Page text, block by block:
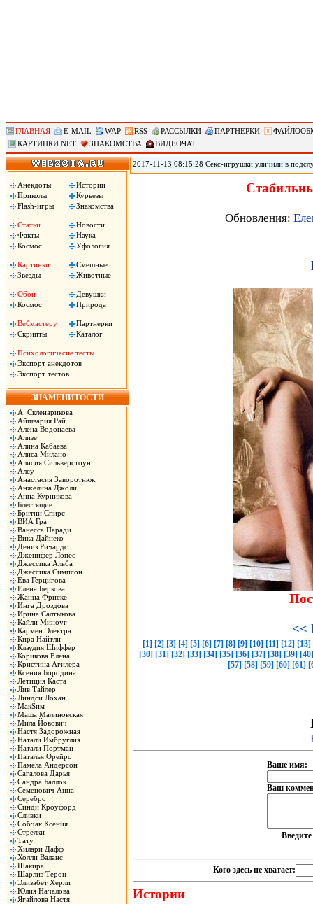
ГЛАВНАЯ E-MAIL WAP RSS РАССЫЛКИ ПАРТНЕРКИ
КАРТИНКИ.NET
ЗНАКОМСТВА ВИДЕОЧАТ
Анекдоты
Истории
Приколы
Курьезы
Flash-игры
Знакомства
Статьи
Новости
Факты
Наука
Космос
Уфология
Картинки
Смешные
Звезды
Животные
Обои
Девушки
Космос
Природа
Вебмастеру
Партнерки
Скрипты
Каталог
Психологичесие тесты
Экспорт анекдотов
Экспорт тестов
ЗНАМЕНИТОСТИ
А. Скленарикова
Айшвария Рай
Алена Водонаева
Ализе
Алина Кабаева
Алиса Милано
Алисия Сильверстоун
Алсу
Анастасия Заворотнюк
Анжелина Джоли
Анна Курникова
Блестящие
Бритни Спирс
ВИА Гра
Ванесса Паради
Вика Дайнеко
Дениз Ричардс
Дженифер Лопес
Джессика Альба
Джессика Симпсон
Ева Герцигова
Елена Беркова
Жанна Фриске
Инга Дроздова
Ирина Салтыкова
Кайли Миноуг
Кармен Электра
Кира Найтли
Клаудия Шиффер
Корикова Елена
Кристина Агилера
Ксения Бородина
Летиция Каста
Лив Тайлер
Линдси Лохан
МакSим
Маша Малиновская
Мила Йовович
Настя Задорожная
Натали Имбруглия
Натали Портман
Наталья Орейро
Памела Андерсон
Сагалова Дарья
Сандра Баллок
Семенович Анна
Серебро
Синди Кроуфорд
Сливки
Собчак Ксения
Стрелки
Тату
Хилари Дафф
Холли Валанс
Шакира
Шарлиз Терон
Элизабет Херли
Юлия Началова
Ягайлова Настя
2017-11-13 08:15:28 Секс-игрушки уличили в
позволяет удаленно контролировать секс-игрушки,
затем сохраняло в памяти телефона. .
Обновления:
<<
[1] [2] [3] [4] [5] [6] [7] [8] [9] [10] [11] [12] [13]
[30] [31] [32] [33] [34] [35] [36] [37] [38] [39] [40]
[57] [58] [59] [60] [61]
Ваше имя:
Ваш
Кого здесь не хватает:
Истории